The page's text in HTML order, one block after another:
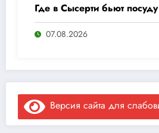
Где в Сысерти бьют посуду
07.08.2026
Версия сайта для